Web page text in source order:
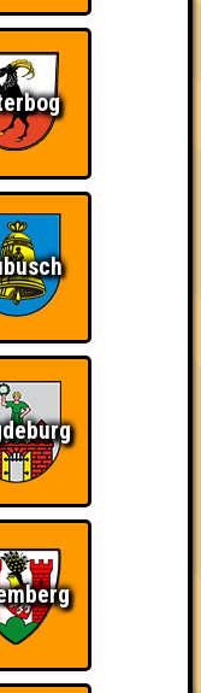
Freunde und
Locken hat.
gibt es
Kurzum: es gibt
Immer.
sind